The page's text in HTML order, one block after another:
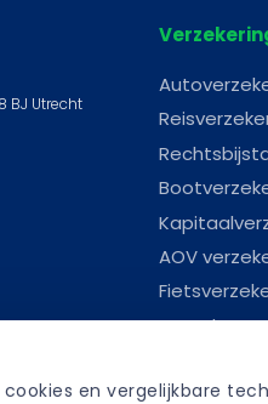
en vergelijkbare
AOV